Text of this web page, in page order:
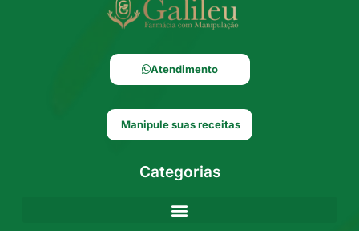
Atendimento
Manipule suas receitas
Categorias